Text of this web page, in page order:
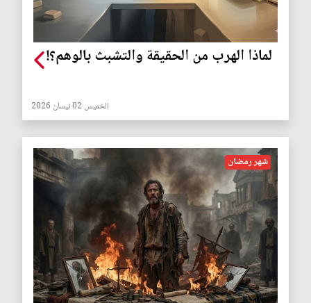
لماذا الهرب من الحقيقة والتشبث بالوهم؟!
الخميس 02 نيسان 2026
شهر رمضان